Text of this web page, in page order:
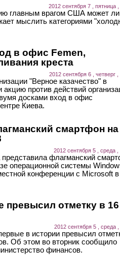
2012 сентября 7 , пятница ,
главным врагом США может
мыслить категориями
в офис Femen,
креста
2012 сентября 6 , четверг ,
"Верное казачество" в
акцию против действий
досками вход в офис
Киева.
смартфон на
2012 сентября 5 , среда ,
флагманский
операционной системы
конференции с Microsoft в
отметку в 16
2012 сентября 5 , среда ,
в истории превысил
Об этом во вторник сообщило
финансов.